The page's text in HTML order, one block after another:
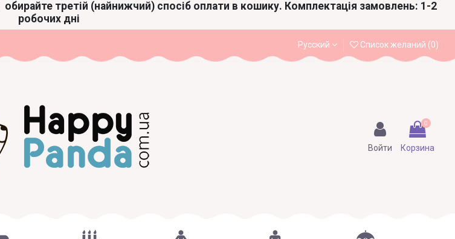
обирайте третій (найнижчий) спосіб оплати в кошику. Комплектація замовлень: 1-2
робочих дні
Русский Список желаний (0)
Войти
0
Корзина